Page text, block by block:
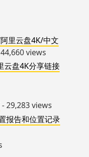
里云盘4K/中文
views
云盘4K分享链接
- 29,283 views
报告和位置记录